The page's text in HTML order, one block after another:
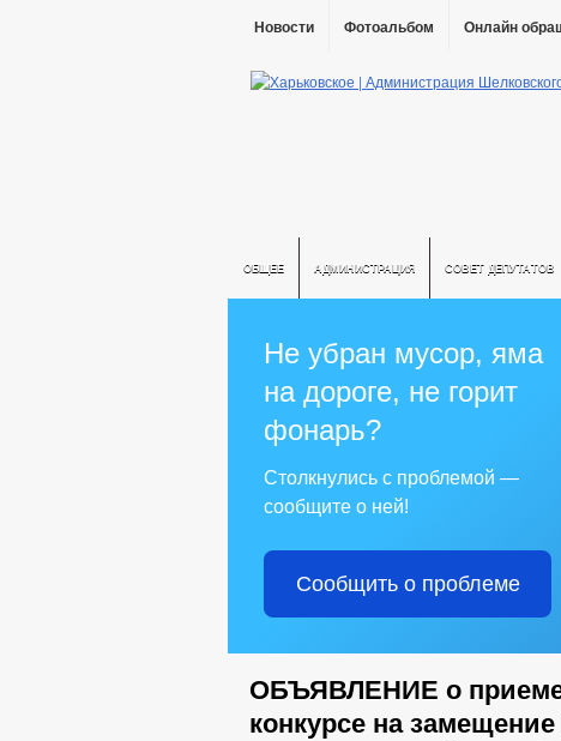
Новости Фотоальбом Онлайн
ОБЩЕЕ АДМИНИСТРАЦИЯ СОВЕТ ДЕПУТАТОВ
Не убран мусор, яма
на дороге, не горит
фонарь?
Столкнулись с проблемой —
сообщите о ней!
Сообщить о проблеме
ОБЪЯВЛЕНИЕ о приеме
конкурсе на